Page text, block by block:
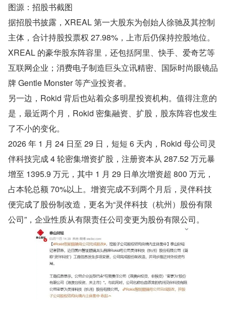
图源：招股书截图
据招股书披露，XREAL 第一大股东为创始人徐驰及其控制
主体，合计持股投票权 27.98%，上市后仍保持控股地位。
XREAL 的豪华股东阵容里，还包括阿里、快手、爱奇艺等
互联网企业；消费电子制造巨头立讯精密、国际时尚眼镜品
牌 Gentle Monster 等产业投资者。
另一边，Rokid 背后也站着众多明星投资机构。值得注意的
是，最近两个月，Rokid 密集融资、扩股，股东阵容也发生
了不小的变化。
2026 年 1 月 24 日至 29 日，短短 6 天内，Rokid 母公司灵
伴科技完成 4 轮密集增资扩股，注册资本从 287.52 万元暴
增至 1395.9 万元，其中 1 月 29 日单次增资超 800 万元，
占本轮总额 70%以上。增资完成不到两个月后，灵伴科技
便完成了股份制改造，更名为“灵伴科技（杭州）股份有限
公司”，企业性质从有限责任公司变更为股份有限公司。